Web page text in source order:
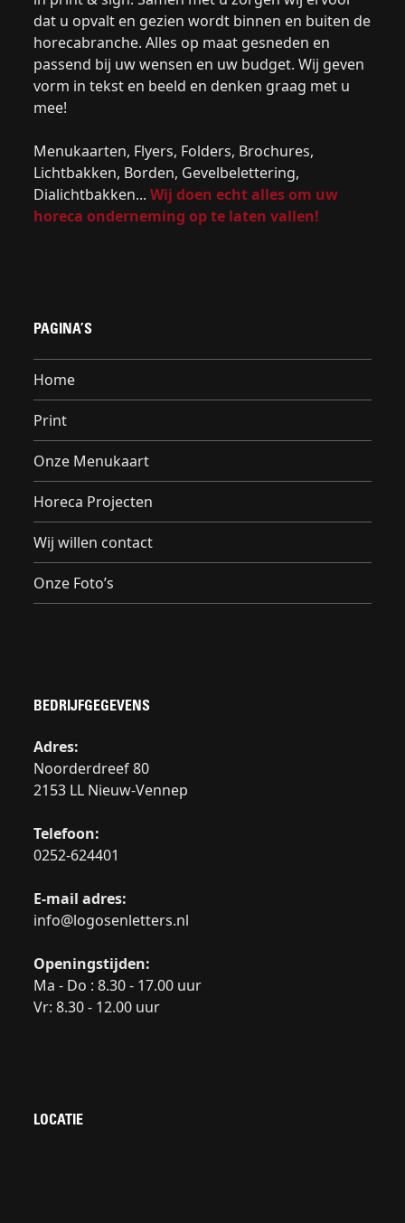
dat u opvalt en gezien wordt binnen en buiten de
horecabranche. Alles op maat gesneden en
passend bij uw wensen en uw budget. Wij geven
vorm in tekst en beeld en denken graag met u
mee!
Menukaarten, Flyers, Folders, Brochures,
Lichtbakken, Borden, Gevelbelettering,
Dialichtbakken...Wij doen echt alles om uw
horeca onderneming op te laten vallen!
PAGINA’S
Home
Print
Onze Menukaart
Horeca Projecten
Wij willen contact
Onze Foto’s
BEDRIJFGEGEVENS
Adres:
Noorderdreef 80
2153 LL Nieuw-Vennep
Telefoon:
0252-624401
E-mail adres:
info@logosenletters.nl
Openingstijden:
Ma - Do : 8.30 - 17.00 uur
Vr: 8.30 - 12.00 uur
LOCATIE